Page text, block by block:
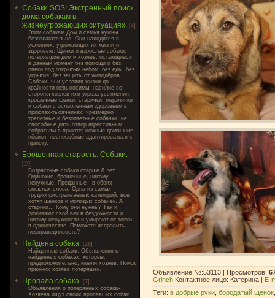
Собаки SOS! Экстренный поиск
дома собакам в
жизнеугрожающих ситуациях. [4]
Этим собакам Дом и семья нужны
безотлагательно. Они находятся в
условиях, угрожающих их жизни и
здоровью. Щенки и взрослые собаки,
потерявшие дом и хозяев, остающиеся
в данный момент без помощи и без
опеки под открытым небом, без еды, без
укрытия, без защиты от живодёров.
Собаки, чьи условия жизни до
крайности невыносимы: насилие со
стороны хозяев или угроза усыпления;
крошечные щенки, старички, мерзлячки
и собаки с ослабленным здоровьем в
приютах-тысячниках; чрезмерно
трепетные и безответные собачки, не
способные дать отпор агрессивным
собратьям в приюте; нежные домашние
пёсики, неспособные адаптироваться к
приюту.
Брошенная старость. Собаки.
[29]
Возрастные собаки старше 8 лет.
Одинокие, брошенные, никому
ненужные. Преданные - в обоих
смыслах слова. Одна из самых
труднопристраиваемых категорий, все
хотят щенков и молодых собачек. А
старики... Кому они нужны? Так и
доживают свой век в бездомности и
никому ненужности и умирают от тоски
в одиночестве. Поможете исправить
несправедливость?
Найдена собака. [28]
Найденные собаки. Объявления о
найденных собаках, которые,
предположительно, имели хозяев. Поиск
прежних хозяев потеряшек.
Пропала собака. [7]
Объявления о потерянных собаках.
Хозяева ищут своих пропавших собак.
Объявление №:53113 | Просмотров:
Grinch Контактное лицо: Катерина | E-
Теги: в добрые руки бородатый щенок